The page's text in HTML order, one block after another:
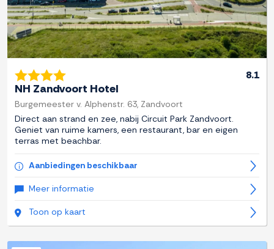
8.1
NH Zandvoort Hotel
Burgemeester v. Alphenstr. 63, Zandvoort
Direct aan strand en zee, nabij Circuit Park Zandvoort.
Geniet van ruime kamers, een restaurant, bar en eigen
terras met beachbar.
Aanbiedingen beschikbaar
Meer informatie
Toon op kaart